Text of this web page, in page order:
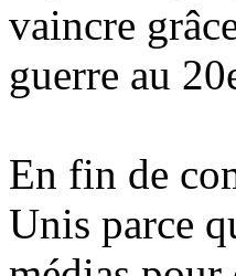
vaincre
guerre au
En fin de
Unis parce